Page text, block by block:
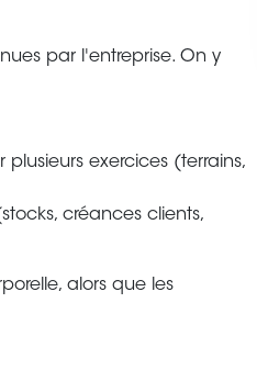
par l'entreprise. On y
plusieurs exercices (terrains,
créances clients,
alors que les